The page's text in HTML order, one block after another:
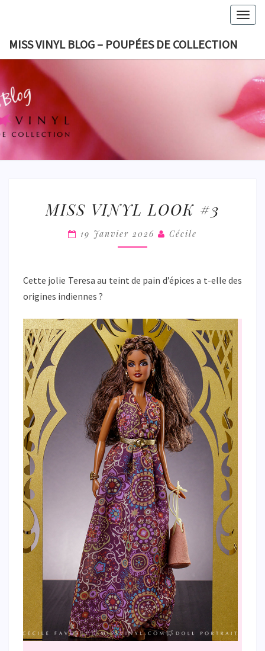
content
MISS VINYL BLOG – POUPÉES DE COLLECTION
MISS
BLOG
VINYL
LOOK
#3
MISS VINYL LOOK #3
19 Janvier 2026 Cécile
Cette jolie Teresa au teint de pain d’épices a t-elle des
origines indiennes ?